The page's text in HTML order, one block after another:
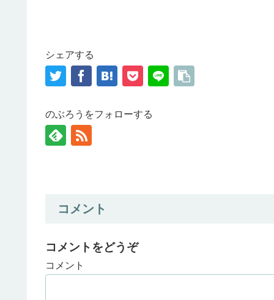
シェアする
のぶろうをフォローする
コメント
コメントをどうぞ
コメント